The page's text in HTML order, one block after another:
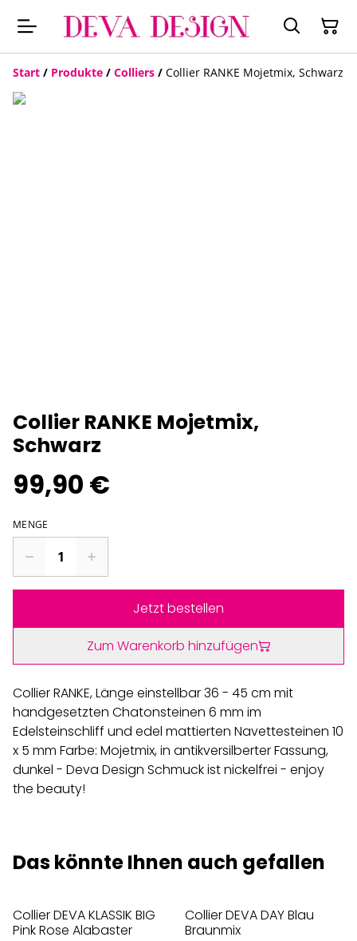
Start / Produkte / Colliers / Collier RANKE Mojetmix, Schwarz
Collier RANKE Mojetmix,
Schwarz
99,90 €
MENGE
Jetzt bestellen
Zum Warenkorb hinzufügen
Collier RANKE, Länge einstellbar 36 - 45 cm mit
handgesetzten Chatonsteinen 6 mm im
Edelsteinschliff und edel mattierten Navettesteinen 10
x 5 mm Farbe: Mojetmix, in antikversilberter Fassung,
dunkel - Deva Design Schmuck ist nickelfrei - enjoy
the beauty!
Das könnte Ihnen auch gefallen
Collier DEVA KLASSIK BIG
Pink Rose Alabaster
Collier DEVA DAY Blau
Braunmix